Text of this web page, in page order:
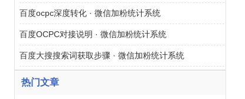
百度ocpc深度转化 · 微信加粉统计系统
百度OCPC对接说明 · 微信加粉统计系统
百度大搜搜索词获取步骤 · 微信加粉统计系统
热门文章